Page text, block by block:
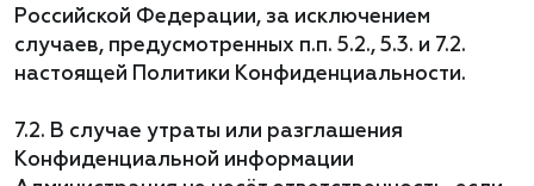
Российской Федерации, за исключением
случаев, предусмотренных п.п. 5.2., 5.3. и 7.2.
настоящей Политики Конфиденциальности.
7.2. В случае утраты или разглашения
Конфиденциальной информации